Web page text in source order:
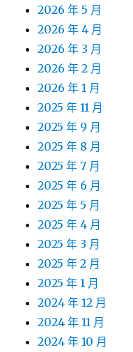
2026 年 5 月
2026 年 4 月
2026 年 3 月
2026 年 2 月
2026 年 1 月
2025 年 11 月
2025 年 9 月
2025 年 8 月
2025 年 7 月
2025 年 6 月
2025 年 5 月
2025 年 4 月
2025 年 3 月
2025 年 2 月
2025 年 1 月
2024 年 12 月
2024 年 11 月
2024 年 10 月